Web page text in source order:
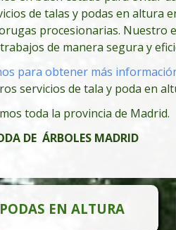
de talas y podas en altura
procesionarias. Nuestro
de manera segura y
para obtener más
servicios de tala y poda en
toda la provincia de Madrid.
DE ÁRBOLES MADRID
PODAS EN ALTURA